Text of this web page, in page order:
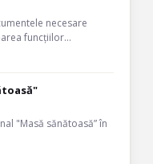
necesare
funcțiilor…
"Masă sănătoasă” în